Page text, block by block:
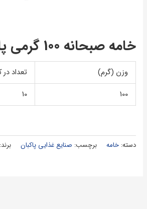
خامه صبحانه 100 گرمی پاكبان
وزن (گرم)
تعداد در
100
10
دسته:خامه برچسب: صنایع غذایی پاکبان